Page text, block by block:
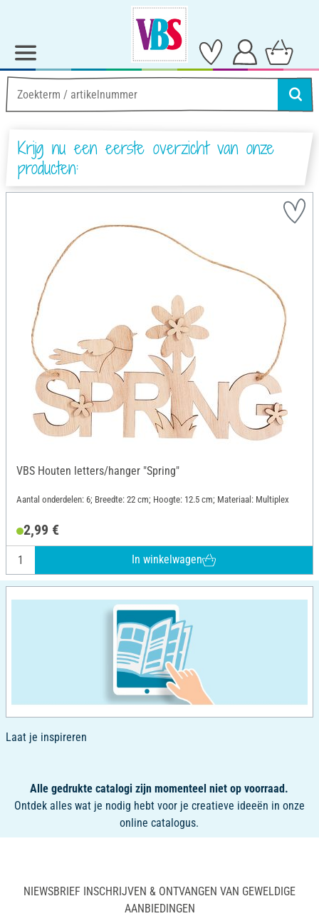
Krijg nu een eerste overzicht van onze
producten:
VBS Houten letters/hanger "Spring"
Aantal onderdelen: 6; Breedte: 22 cm; Hoogte: 12.5 cm; Materiaal: Multiplex
2,99 €
In winkelwagen
Laat je inspireren
Alle gedrukte catalogi zijn momenteel niet op voorraad.
Ontdek alles wat je nodig hebt voor je creatieve ideeën in onze
online catalogus.
NIEWSBRIEF INSCHRIJVEN & ONTVANGEN VAN GEWELDIGE
AANBIEDINGEN